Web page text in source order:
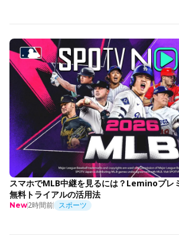
スマホでMLB中継を見るには？Leminoプレ
無料トライアルの活用法
New2時間前 スポーツ